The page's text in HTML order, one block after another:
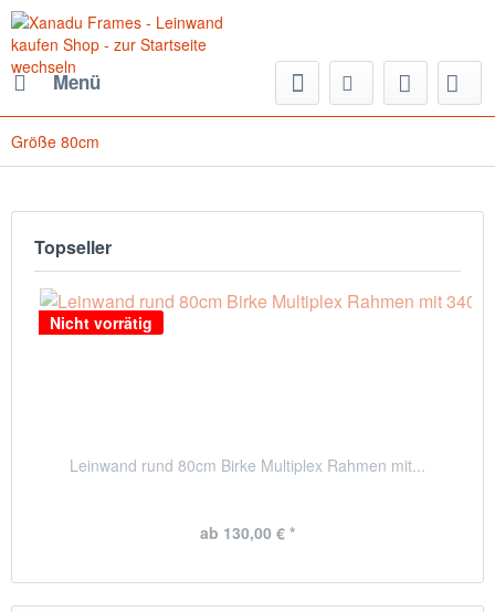
Menü
Größe 80cm
Topseller
Nicht vorrätig
Leinwand rund 80cm Birke Multiplex Rahmen mit...
ab 130,00 € *